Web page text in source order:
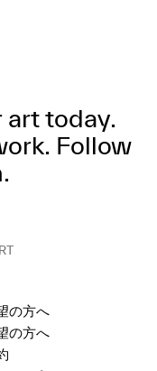
art today.
Follow
の方へ
の方へ